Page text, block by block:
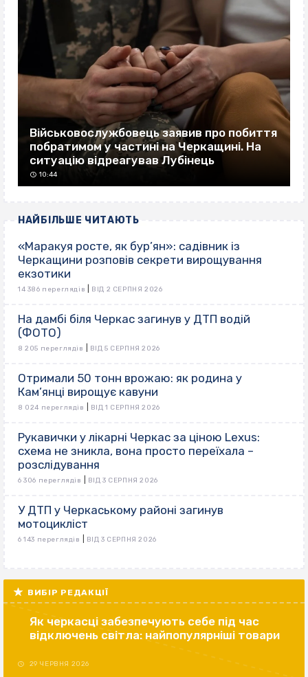
Військовослужбовець заявив про побиття
побратимом у частині на Черкащині. На
ситуацію відреагував Лубінець
10:44
НАЙБІЛЬШЕ ЧИТАЮТЬ
«Маракуя росте, як бур’ян»: садівник із
Черкащини розповів секрети вирощування
екзотики
14 386 переглядів ВІД 2 СЕРПНЯ 2026
На дамбі біля Черкас загинув у ДТП водій
(ФОТО)
8 205 переглядів ВІД 5 СЕРПНЯ 2026
Отримали 50 тонн врожаю: як родина у
Кам’янці вирощує кавуни
8 024 переглядів ВІД 1 СЕРПНЯ 2026
Рукавички у лікарні Черкас за ціною Lexus:
схема не зникла, вона просто переїхала –
розслідування
6 306 переглядів ВІД 3 СЕРПНЯ 2026
У ДТП у Черкаському районі загинув
мотоцикліст
6 143 переглядів ВІД 3 СЕРПНЯ 2026
ВИБІР РЕДАКЦІЇ
Як черкасці забезпечують себе під час
відключень світла: найпопулярніші товари
29 ЧЕРВНЯ 2026